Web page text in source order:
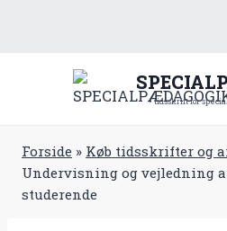
- tidsskrift for
Forside » Køb tidsskrifter og
Undervisning og vejledning
studerende